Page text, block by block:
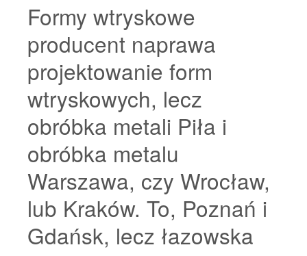
Formy wtryskowe
producent naprawa
projektowanie form
wtryskowych, lecz
obróbka metali Piła i
obróbka metalu
Warszawa, czy Wrocław,
lub Kraków. To, Poznań i
Gdańsk, lecz łazowska